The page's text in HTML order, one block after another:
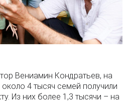
Вениамин Кондратьев, на
4 тысяч семей получили
Из них более 1,3 тысячи – на